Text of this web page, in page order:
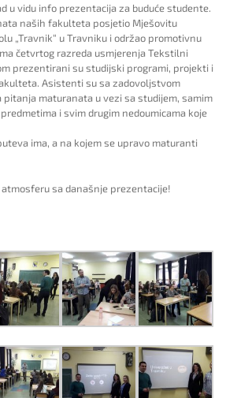
u vidu info prezentacija za buduće studente.
naših fakulteta posjetio Mješovitu
„Travnik“ u Travniku i održao promotivnu
četvrtog razreda usmjerenja Tekstilni
prezentirani su studijski programi, projekti i
Asistenti su sa zadovoljstvom
pitanja maturanata u vezi sa studijem, samim
i svim drugim nedoumicama koje
ima, a na kojem se upravo maturanti
sa današnje prezentacije!